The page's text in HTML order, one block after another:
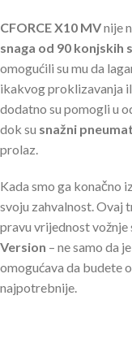
CFORCE X10 MVnije
snaga od 90 konjskih
omogućili su mu da
ikakvog proklizavanja
dodatno su pomogli u
dok su snažni
prolaz.
Kada smo ga konačno
svoju zahvalnost. Ovaj
pravu vrijednost
Version – ne samo da
omogućava da budete
najpotrebnije.